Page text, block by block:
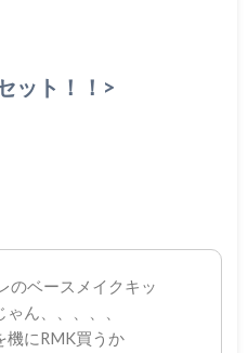
ット！！>
のベースメイクキッ
ん、、、、、
機にRMK買うか